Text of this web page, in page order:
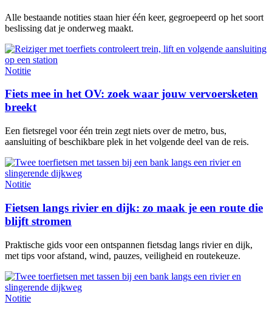
Alle bestaande notities staan hier één keer, gegroepeerd op het soort
beslissing dat je onderweg maakt.
Notitie
Fiets mee in het OV: zoek waar jouw vervoersketen
breekt
Een fietsregel voor één trein zegt niets over de metro, bus,
aansluiting of beschikbare plek in het volgende deel van de reis.
Notitie
Fietsen langs rivier en dijk: zo maak je een route die
blijft stromen
Praktische gids voor een ontspannen fietsdag langs rivier en dijk,
met tips voor afstand, wind, pauzes, veiligheid en routekeuze.
Notitie